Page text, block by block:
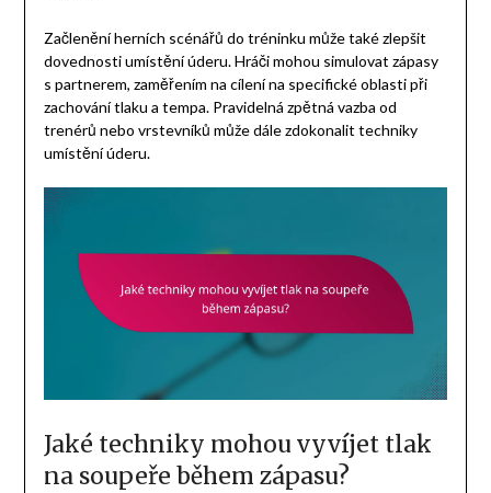
Začlenění herních scénářů do tréninku může také zlepšit
dovednosti umístění úderu. Hráči mohou simulovat zápasy
s partnerem, zaměřením na cílení na specifické oblasti při
zachování tlaku a tempa. Pravidelná zpětná vazba od
trenérů nebo vrstevníků může dále zdokonalit techniky
umístění úderu.
Jaké techniky mohou vyvíjet tlak
na soupeře během zápasu?